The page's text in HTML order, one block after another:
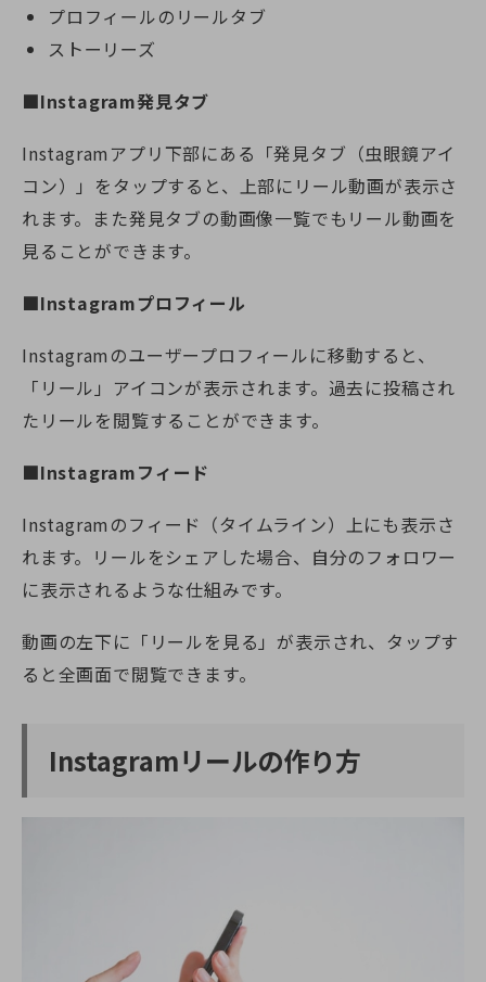
プロフィールのリールタブ
ストーリーズ
■Instagram発見タブ
Instagramアプリ下部にある「発見タブ（虫眼鏡アイ
コン）」をタップすると、上部にリール動画が表示さ
れます。また発見タブの動画像一覧でもリール動画を
見ることができます。
■Instagramプロフィール
Instagramのユーザープロフィールに移動すると、
「リール」アイコンが表示されます。過去に投稿され
たリールを閲覧することができます。
■Instagramフィード
Instagramのフィード（タイムライン）上にも表示さ
れます。リールをシェアした場合、自分のフォロワー
に表示されるような仕組みです。
動画の左下に「リールを見る」が表示され、タップす
ると全画面で閲覧できます。
Instagramリールの作り方